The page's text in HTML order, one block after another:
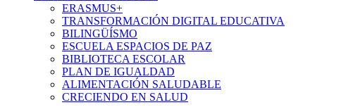
ERASMUS+
TRANSFORMACIÓN DIGITAL EDUCATIVA
BILINGÜÍSMO
ESCUELA ESPACIOS DE PAZ
BIBLIOTECA ESCOLAR
PLAN DE IGUALDAD
ALIMENTACIÓN SALUDABLE
CRECIENDO EN SALUD